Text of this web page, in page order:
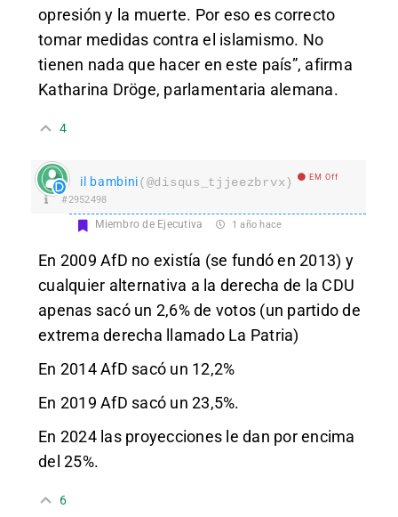
opresión y la muerte. Por eso es correcto
tomar medidas contra el islamismo. No
tienen nada que hacer en este país”, afirma
Katharina Dröge, parlamentaria alemana.
4
il bambini(@disqus_tjjeezbrvx) EM Off
#2952498
Miembro de Ejecutiva 1 año hace
En 2009 AfD no existía (se fundó en 2013) y
cualquier alternativa a la derecha de la CDU
apenas sacó un 2,6% de votos (un partido de
extrema derecha llamado La Patria)
En 2014 AfD sacó un 12,2%
En 2019 AfD sacó un 23,5%.
En 2024 las proyecciones le dan por encima
del 25%.
6